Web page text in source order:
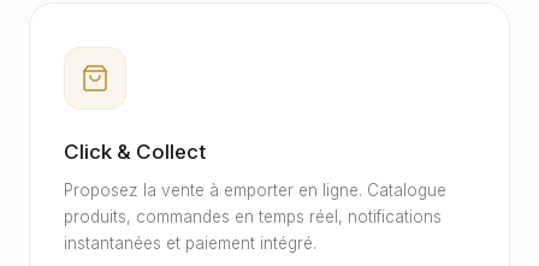
Click & Collect
Proposez la vente à emporter en ligne. Catalogue
produits, commandes en temps réel, notifications
instantanées et paiement intégré.